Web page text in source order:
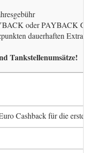
oder PAYBACK
dauerhaften Extra-
Tankstellenumsätze!
Cashback für die erste